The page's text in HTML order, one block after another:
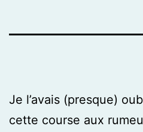
Je l’avais (presque)
cette course aux